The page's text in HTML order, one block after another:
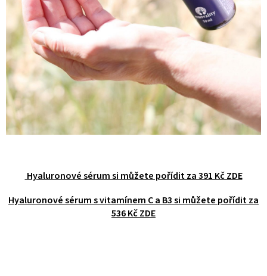
Hyaluronové sérum si můžete pořídit za 391 Kč ZDE
Hyaluronové sérum s vitamínem C a B3 si můžete pořídit za
536 Kč ZDE